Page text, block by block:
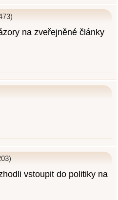
na zveřejněné články
vstoupit do politiky na